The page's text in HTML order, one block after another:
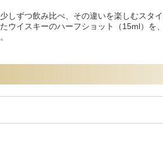
ずつ飲み比べ、その違いを楽しむスタイ
ウイスキーのハーフショット（15ml）を